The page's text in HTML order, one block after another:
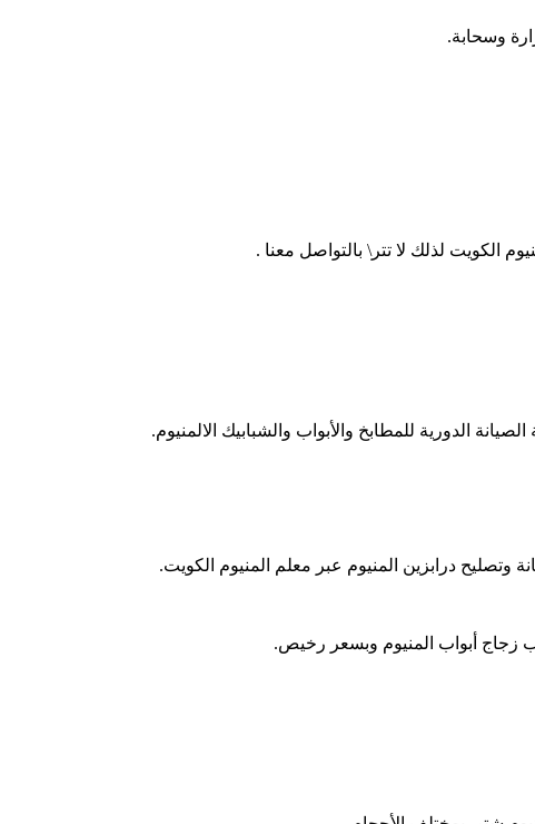
وسحابة.
الكويت لذلك لا تتر\ بالتواصل معنا .
الدورية للمطابخ والأبواب والشبابيك الالمنيوم.
وتصليح درابزين المنيوم عبر معلم المنيوم الكويت.
زجاج أبواب المنيوم وبسعر رخيص.